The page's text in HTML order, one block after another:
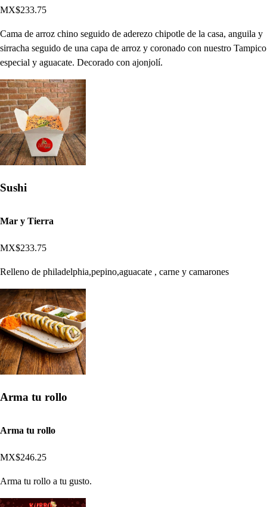
MX$233.75
Cama de arroz chino seguido de aderezo chipotle de la casa, anguila y
sirracha seguido de una capa de arroz y coronado con nuestro Tampico
especial y aguacate. Decorado con ajonjolí.
Sushi
Mar y Tierra
MX$233.75
Relleno de philadelphia,pepino,aguacate , carne y camarones
Arma tu rollo
Arma tu rollo
MX$246.25
Arma tu rollo a tu gusto.